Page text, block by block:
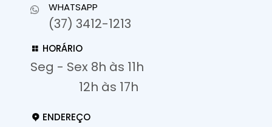
WHATSAPP
(37) 3412-1213
HORÁRIO
Seg - Sex 8h às 11h
12h às 17h
ENDEREÇO